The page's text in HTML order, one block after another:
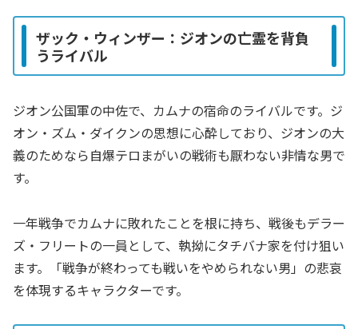
ザック・ウィンザー：ジオンの亡霊を背負
うライバル
ジオン公国軍の中佐で、カムナの宿命のライバルです。ジ
オン・ズム・ダイクンの思想に心酔しており、ジオンの大
義のためなら自爆テロまがいの戦術も厭わない非情な男で
す。
一年戦争でカムナに敗れたことを根に持ち、戦後もデラー
ズ・フリートの一員として、執拗にタチバナ家を付け狙い
ます。「戦争が終わっても戦いをやめられない男」の悲哀
を体現するキャラクターです。